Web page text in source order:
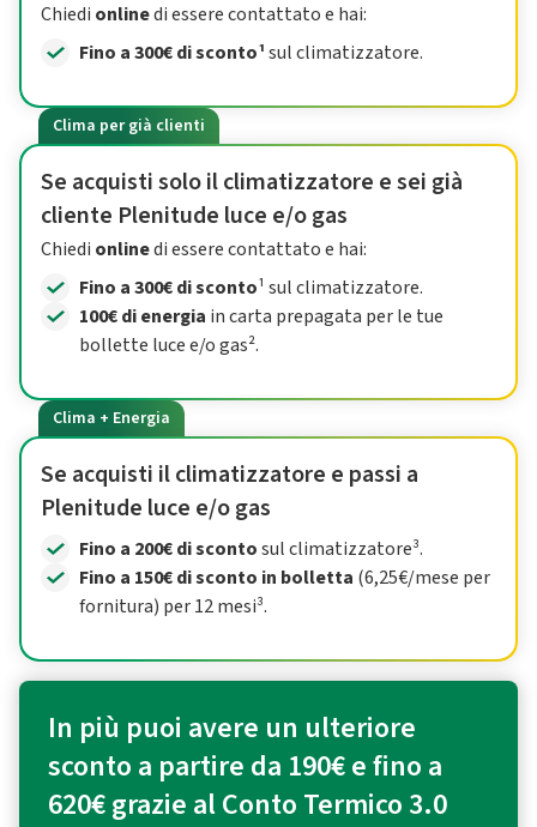
Chiedi onlinedi essere contattato e hai:
Fino a 300€ di sconto¹sul climatizzatore.
Clima per già clienti
Se acquisti solo il climatizzatore e sei già
cliente Plenitude luce e/o gas
Chiedi onlinedi essere contattato e hai:
Fino a 300€ di sconto¹ sul climatizzatore.
100€ di energia in carta prepagata per le tue
bollette luce e/o gas².
Clima + Energia
Se acquisti il climatizzatore e passi a
Plenitude luce e/o gas
Fino a 200€ di scontosul climatizzatore³.
Fino a 150€ di sconto in bolletta (6,25€/mese per
fornitura) per 12 mesi³.
In più puoi avere un ulteriore
sconto a partire da 190€ e fino a
620€ grazie al Conto Termico 3.0